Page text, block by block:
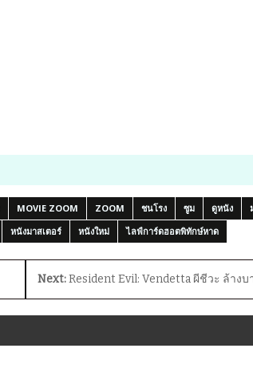
MOVIE ZOOM ZOOM ชนโรง ซูม ดูหนัง
หนังมาสเตอร์ หนังใหม่ ไลฟ์การ์ดฮอตพิทักษ์หาด
Next:Resident Evil: Vendetta ผีชีวะ ล้างบ